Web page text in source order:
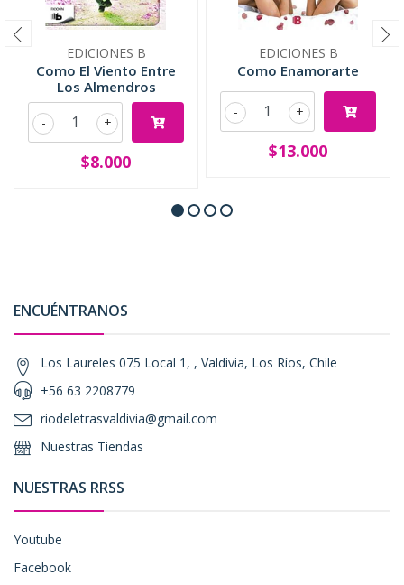
EDICIONES B
Como El Viento Entre
Los Almendros
+
-
$8.000
EDICIONES B
Como Enamorarte
+
-
$13.000
ENCUÉNTRANOS
Los Laureles 075 Local 1, , Valdivia, Los Ríos, Chile
+56 63 2208779
riodeletrasvaldivia@gmail.com
Nuestras Tiendas
NUESTRAS RRSS
Youtube
Facebook